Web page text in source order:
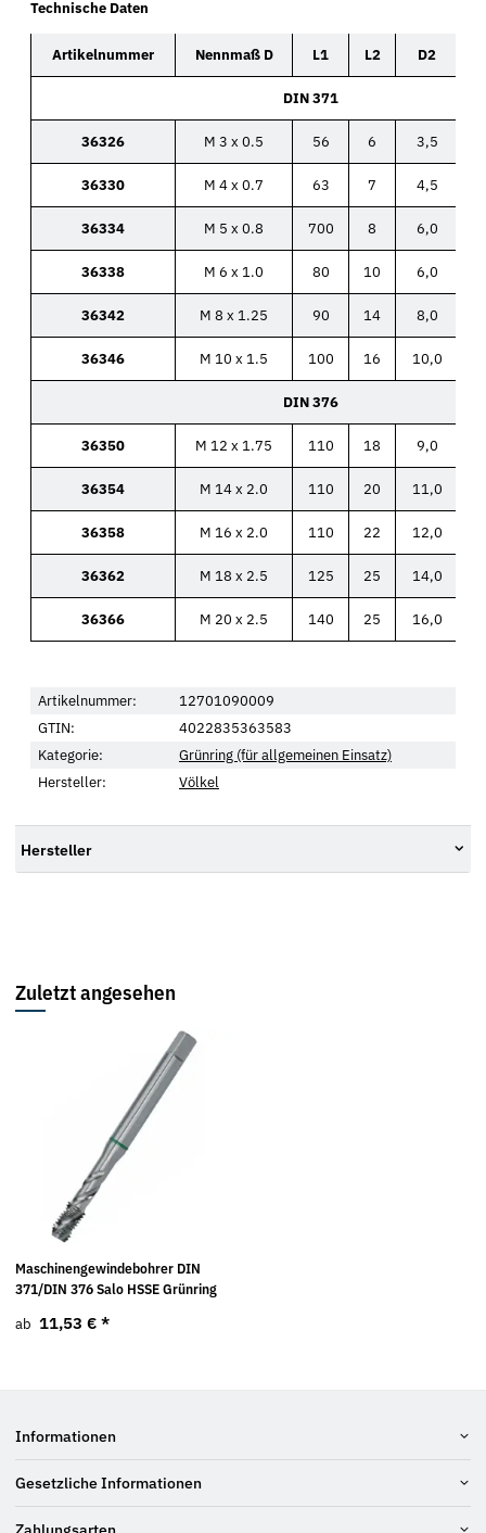
Technische Daten
Artikelnummer Nennmaß D L1 L2 D2
DIN 371
36326 M 3 x 0.5 56 6 3,5
36330 M 4 x 0.7 63 7 4,5
36334 M 5 x 0.8 700 8 6,0
36338 M 6 x 1.0 80 10 6,0
36342 M 8 x 1.25 90 14 8,0
36346 M 10 x 1.5 100 16 10,0
DIN 376
36350 M 12 x 1.75 110 18 9,0
36354 M 14 x 2.0 110 20 11,0
36358 M 16 x 2.0 110 22 12,0
36362 M 18 x 2.5 125 25 14,0
36366 M 20 x 2.5 140 25 16,0
Artikelnummer:
12701090009
GTIN:
4022835363583
Kategorie:
Grünring (für allgemeinen Einsatz)
Hersteller:
Völkel
Hersteller
Zuletzt angesehen
Maschinengewindebohrer DIN
371/DIN 376 Salo HSSE Grünring
ab 11,53 € *
Informationen
Gesetzliche Informationen